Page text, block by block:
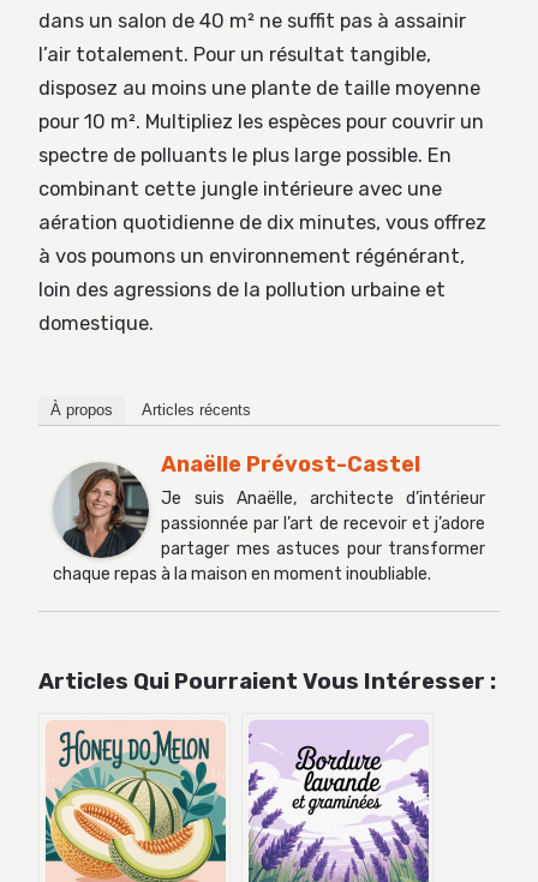
dans un salon de 40 m² ne suffit pas à assainir
l’air totalement. Pour un résultat tangible,
disposez au moins une plante de taille moyenne
pour 10 m². Multipliez les espèces pour couvrir un
spectre de polluants le plus large possible. En
combinant cette jungle intérieure avec une
aération quotidienne de dix minutes, vous offrez
à vos poumons un environnement régénérant,
loin des agressions de la pollution urbaine et
domestique.
À propos Articles récents
Anaëlle Prévost-Castel
Je suis Anaëlle, architecte d’intérieur
passionnée par l’art de recevoir et j’adore
partager mes astuces pour transformer
chaque repas à la maison en moment inoubliable.
Articles Qui Pourraient Vous Intéresser :